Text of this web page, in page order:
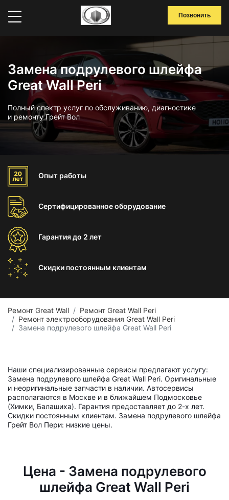
Позвонить
Замена подрулевого шлейфа
Great Wall Peri
Полный спектр услуг по обслуживанию, диагностике
и ремонту Грейт Вол
Опыт работы
Сертифицированноеоборудование
Гарантиядо 2 лет
Скидки постоянным клиентам
Ремонт Great Wall
Ремонт Great Wall Peri
Ремонт электрооборудования Great Wall Peri
Замена подрулевого шлейфа Great Wall Peri
Наши специализированные сервисы предлагают услугу:
Замена подрулевого шлейфа Great Wall Peri. Оригинальные
и неоригинальные запчасти в наличии. Автосервисы
располагаются в Москве и в ближайшем Подмосковье
(Химки, Балашиха). Гарантия предоставляет до 2-х лет.
Скидки постоянным клиентам. Замена подрулевого шлейфа
Грейт Вол Пери: низкие цены.
Цена - Замена подрулевого
шлейфа Great Wall Peri